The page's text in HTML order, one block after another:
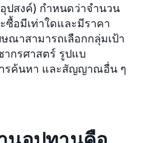
ปสงค์) กำหนดว่าจำนวน
อมีเท่าใดและมีราคา
ณาสามารถเลือกกลุ่มเป้า
กรศาสตร์ รูปแบ
รค้นหา และสัญญาณอื่น ๆ